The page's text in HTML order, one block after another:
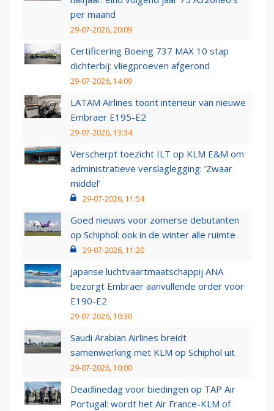
per maand
29-07-2026, 20:09
Certificering Boeing 737 MAX 10 stap
dichterbij: vliegproeven afgerond
29-07-2026, 14:09
LATAM Airlines toont interieur van nieuwe
Embraer E195-E2
29-07-2026, 13:34
Verscherpt toezicht ILT op KLM E&M om
administratieve verslaglegging: ‘Zwaar
middel’
29-07-2026, 11:54
Goed nieuws voor zomerse debutanten
op Schiphol: ook in de winter alle ruimte
29-07-2026, 11:20
Japanse luchtvaartmaatschappij ANA
bezorgt Embraer aanvullende order voor
E190-E2
29-07-2026, 10:30
Saudi Arabian Airlines breidt
samenwerking met KLM op Schiphol uit
29-07-2026, 10:00
Deadlinedag voor biedingen op TAP Air
Portugal: wordt het Air France-KLM of